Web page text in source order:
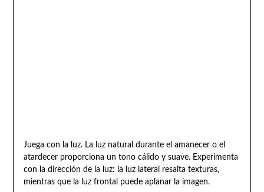
Juega con la luz. La luz natural durante el amanecer o el
atardecer proporciona un tono cálido y suave. Experimenta
con la dirección de la luz: la luz lateral resalta texturas,
mientras que la luz frontal puede aplanar la imagen.